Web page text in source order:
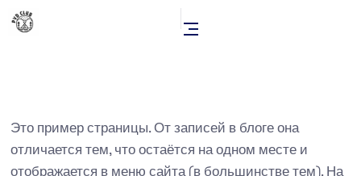
Это пример страницы. От записей в блоге она
отличается тем, что остаётся на одном месте и
отображается в меню сайта (в большинстве тем). На